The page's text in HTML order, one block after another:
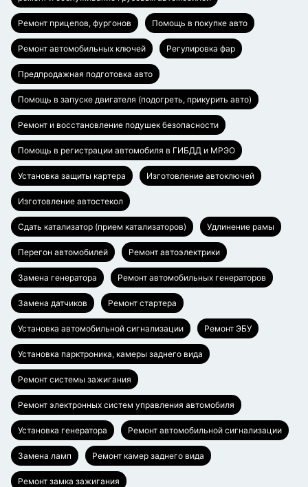
Ремонт прицепов, фургонов Помощь в покупке авто
Ремонт автомобильных ключей Регулировка фар
Предпродажная подготовка авто
Помощь в запуске двигателя (подогреть, прикурить авто)
Ремонт и восстановление подушек безопасности
Помощь в регистрации автомобиля в ГИБДД и МРЭО
Установка защиты картера Изготовление автоключей
Изготовление автостекол
Сдать катализатор (прием катализаторов) Удлинение рамы
Перегон автомобилей Ремонт автоэлектрики
Замена генератора Ремонт автомобильных генераторов
Замена датчиков Ремонт стартера
Установка автомобильной сигнализации Ремонт ЭБУ
Установка парктроника, камеры заднего вида
Ремонт системы зажигания
Ремонт электронных систем управления автомобиля
Установка генератора Ремонт автомобильной сигнализации
Замена ламп Ремонт камер заднего вида
Ремонт замка зажигания